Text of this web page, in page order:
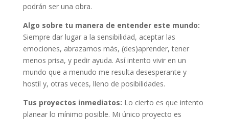
podrán ser una obra.
Algo sobre tu manera de entender este mundo:
Siempre dar lugar a la sensibilidad, aceptar las
emociones, abrazarnos más, (des)aprender, tener
menos prisa, y pedir ayuda. Así intento vivir en un
mundo que a menudo me resulta desesperante y
hostil y, otras veces, lleno de posibilidades.
Tus proyectos inmediatos: Lo cierto es que intento
planear lo mínimo posible. Mi único proyecto es